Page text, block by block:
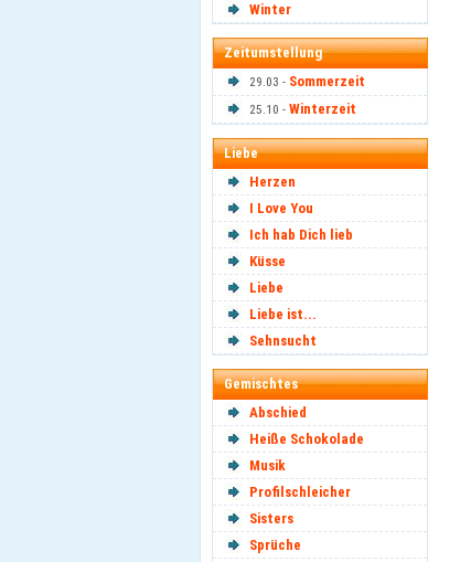
Winter
Zeitumstellung
29.03 - Sommerzeit
25.10 - Winterzeit
Liebe
Herzen
I Love You
Ich hab Dich lieb
Küsse
Liebe
Liebe ist...
Sehnsucht
Gemischtes
Abschied
Heiße Schokolade
Musik
Profilschleicher
Sisters
Sprüche